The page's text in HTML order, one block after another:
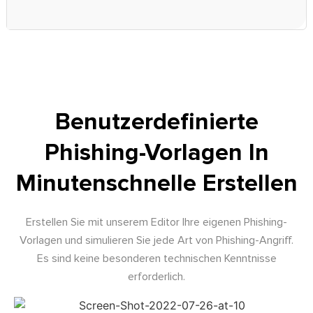
verschiedene Verkürzungsdienste in eine Phishing- oder
Benutzerdefinierte
Phishing-Vorlagen In
Minutenschnelle Erstellen
Erstellen Sie mit unserem Editor Ihre eigenen Phishing-
Vorlagen und simulieren Sie jede Art von Phishing-Angriff.
Es sind keine besonderen technischen Kenntnisse
erforderlich.